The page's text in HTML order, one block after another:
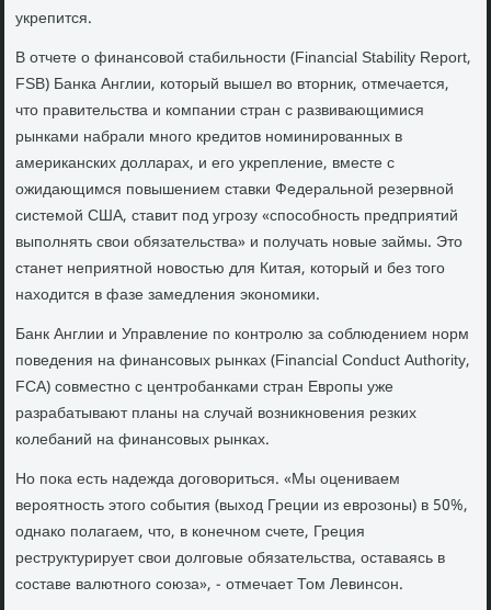
укрепится.
В отчете о финансовой стабильности (Financial Stability Report,
FSB) Банка Англии, который вышел во вторник, отмечается,
что правительства и компании стран с развивающимися
рынками набрали много кредитов номинированных в
американских долларах, и его укрепление, вместе с
ожидающимся повышением ставки Федеральной резервной
системой США, ставит под угрозу «способность предприятий
выполнять свои обязательства» и получать новые займы. Это
станет неприятной новостью для Китая, который и без того
находится в фазе замедления экономики.
Банк Англии и Управление по контролю за соблюдением норм
поведения на финансовых рынках (Financial Conduct Authority,
FCA) совместно с центробанками стран Европы уже
разрабатывают планы на случай возникновения резких
колебаний на финансовых рынках.
Но пока есть надежда договориться. «Мы оцениваем
вероятность этого события (выход Греции из еврозоны) в 50%,
однако полагаем, что, в конечном счете, Греция
реструктурирует свои долговые обязательства, оставаясь в
составе валютного союза», - отмечает Том Левинсон.